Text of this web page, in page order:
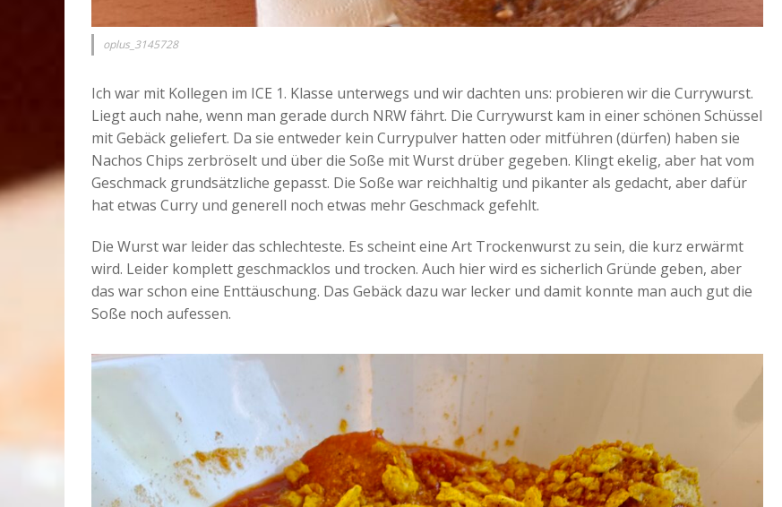
oplus_3145728
Ich war mit Kollegen im ICE 1. Klasse unterwegs und wir dachten uns: probieren wir die Currywurst.
Liegt auch nahe, wenn man gerade durch NRW fährt. Die Currywurst kam in einer schönen Schüssel
mit Gebäck geliefert. Da sie entweder kein Currypulver hatten oder mitführen (dürfen) haben sie
Nachos Chips zerbröselt und über die Soße mit Wurst drüber gegeben. Klingt ekelig, aber hat vom
Geschmack grundsätzliche gepasst. Die Soße war reichhaltig und pikanter als gedacht, aber dafür
hat etwas Curry und generell noch etwas mehr Geschmack gefehlt.
Die Wurst war leider das schlechteste. Es scheint eine Art Trockenwurst zu sein, die kurz erwärmt
wird. Leider komplett geschmacklos und trocken. Auch hier wird es sicherlich Gründe geben, aber
das war schon eine Enttäuschung. Das Gebäck dazu war lecker und damit konnte man auch gut die
Soße noch aufessen.